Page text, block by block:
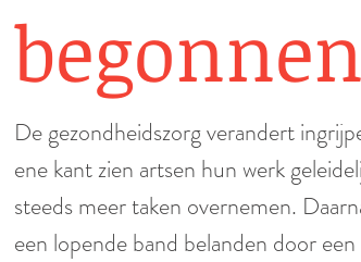
begonnen
De gezondheidszorg verandert
ene kant zien artsen hun werk
steeds meer taken overnemen.
een lopende band belanden door